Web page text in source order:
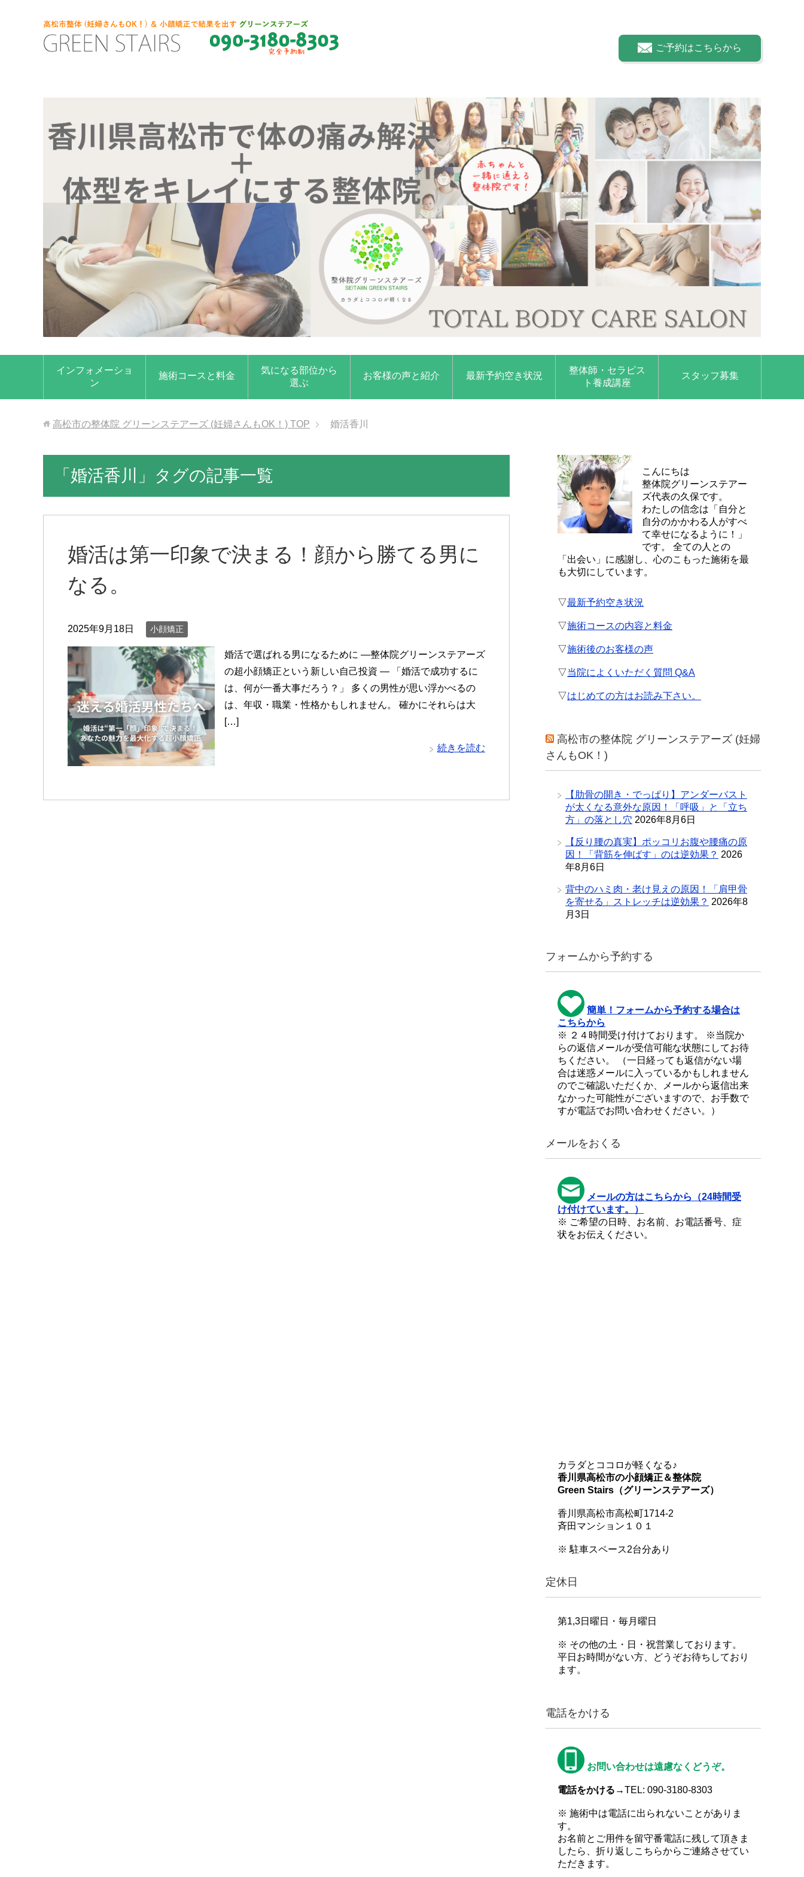
ご予約はこちらから
インフォメーショ
ン
施術コースと料金
気になる部位から
選ぶ
お客様の声と紹介 最新予約空き状況
整体師・セラピス
ト養成講座
スタッフ募集
高松市の整体院 グリーンステアーズ (妊婦さんもOK！) TOP 婚活香川
「婚活香川」タグの記事一覧
婚活は第一印象で決まる！顔から勝てる男に
なる。
2025年9月18日 小顔矯正
婚活で選ばれる男になるために ―整体院グリーンステアーズ
の超小顔矯正という新しい自己投資 ― 「婚活で成功するに
は、何が一番大事だろう？」 多くの男性が思い浮かべるの
は、年収・職業・性格かもしれません。 確かにそれらは大
[…]
続きを読む
こんにちは
整体院グリーンステアー
ズ代表の久保です。
わたしの信念は「自分と
自分のかかわる人がすべ
て幸せになるように！」
です。 全ての人との
「出会い」に感謝し、心のこもった施術を最
も大切にしています。
▽最新予約空き状況
▽施術コースの内容と料金
▽施術後のお客様の声
▽当院によくいただく質問 Q&A
▽はじめての方はお読み下さい。
高松市の整体院 グリーンステアーズ (妊婦
さんもOK！)
【肋骨の開き・でっぱり】アンダーバスト
が太くなる意外な原因！「呼吸」と「立ち
方」の落とし穴 2026年8月6日
【反り腰の真実】ポッコリお腹や腰痛の原
因！「背筋を伸ばす」のは逆効果？ 2026
年8月6日
背中のハミ肉・老け見えの原因！「肩甲骨
を寄せる」ストレッチは逆効果？ 2026年8
月3日
フォームから予約する
簡単！フォームから予約する場合は
こちらから
※ ２４時間受け付けております。 ※当院か
らの返信メールが受信可能な状態にしてお待
ちください。 （一日経っても返信がない場
合は迷惑メールに入っているかもしれません
のでご確認いただくか、メールから返信出来
なかった可能性がございますので、お手数で
すが電話でお問い合わせください。）
メールをおくる
メールの方はこちらから（24時間受
け付けています。）
※ ご希望の日時、お名前、お電話番号、症
状をお伝えください。
カラダとココロが軽くなる♪
香川県高松市の小顔矯正＆整体院
Green Stairs（グリーンステアーズ）
香川県高松市高松町1714-2
斉田マンション１０１
※ 駐車スペース2台分あり
定休日
第1,3日曜日・毎月曜日
※ その他の土・日・祝営業しております。
平日お時間がない方、どうぞお待ちしており
ます。
電話をかける
お問い合わせは遠慮なくどうぞ。
電話をかける→TEL: 090-3180-8303
※ 施術中は電話に出られないことがありま
す。
お名前とご用件を留守番電話に残して頂きま
したら、折り返しこちらからご連絡させてい
ただきます。